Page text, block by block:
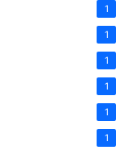
1
1
1
1
1
1